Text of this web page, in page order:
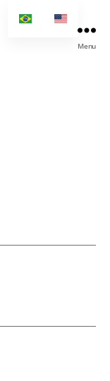
Menu